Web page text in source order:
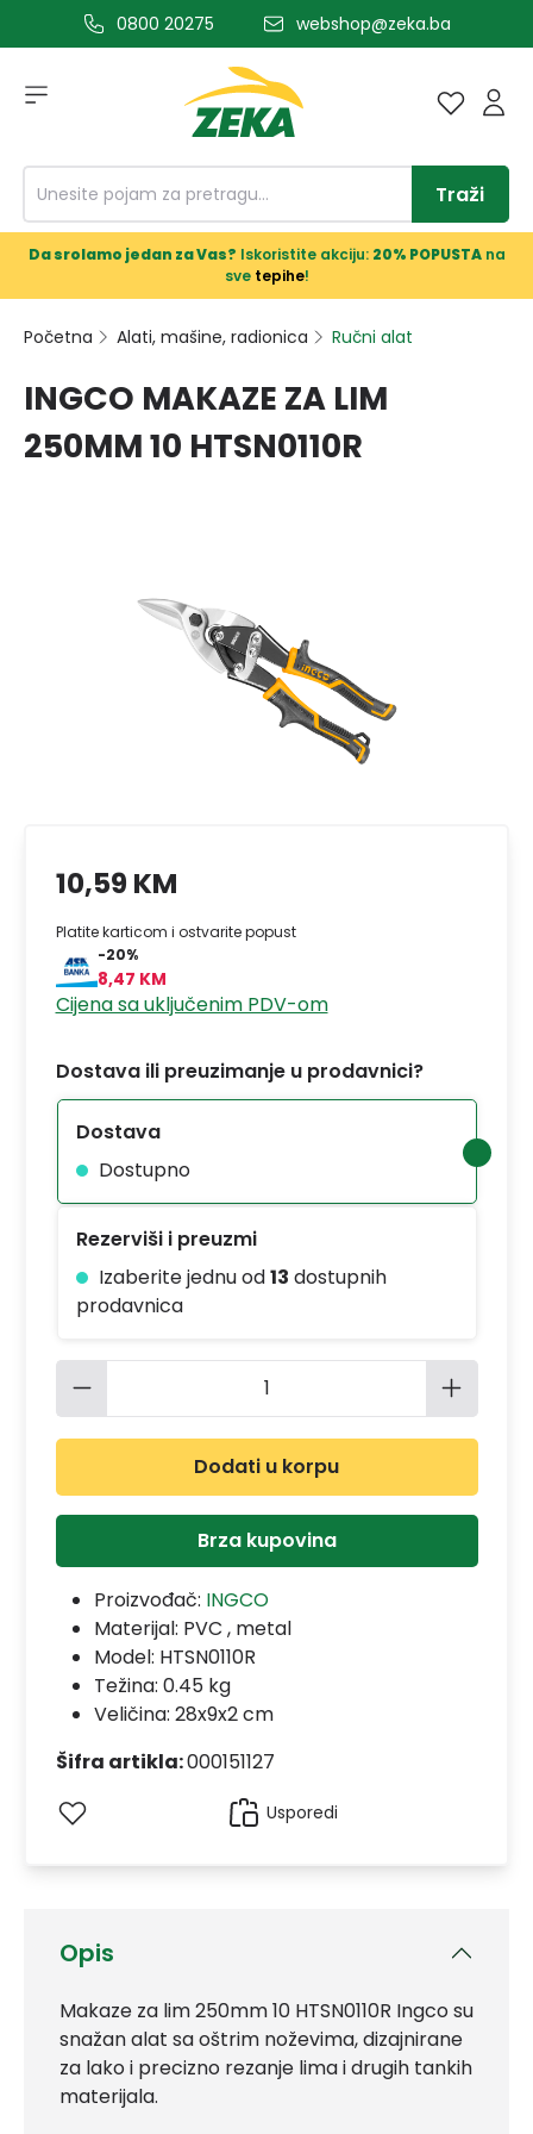
glavni sadržaj0800 20275 webshop@zeka.ba
Traži
Da srolamo jedan za Vas? Iskoristite akciju: 20% POPUSTAna
sve tepihe!
Početna Alati, mašine, radionica Ručni alat
INGCO MAKAZE ZA LIM
250MM 10 HTSN0110R
Opis
Makaze za lim 250mm 10 HTSN0110R Ingco su
snažan alat sa oštrim noževima, dizajnirane
za lako i precizno rezanje lima i drugih tankih
materijala.
10,59 KM
Platite karticom i ostvarite popust
-20%
8,47 KM
Cijena sa uključenim PDV-om
Dostava ili preuzimanje u prodavnici?
Dostava
Dostupno
Rezerviši i preuzmi
Izaberite jednu od13 dostupnih
prodavnica
Količina proizvoda: Unesite
Dodati u korpu
Brza kupovina
Proizvođač: INGCO
Materijal: PVC , metal
Model: HTSN0110R
Težina: 0.45 kg
Veličina: 28x9x2 cm
Šifra artikla:000151127
Usporedi